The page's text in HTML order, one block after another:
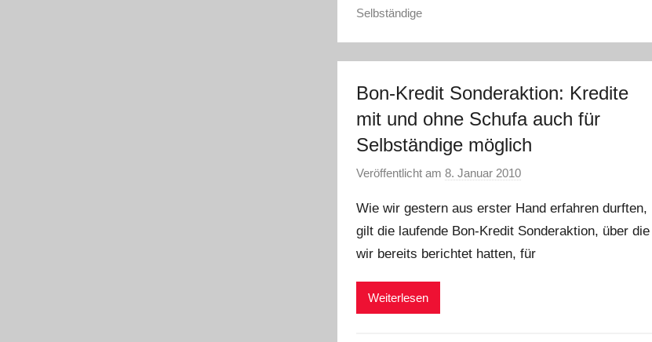
Selbständige
Bon-Kredit Sonderaktion: Kredite
mit und ohne Schufa auch für
Selbständige möglich
Veröffentlicht am 8. Januar 2010v
n
L
a
Wie wir gestern aus erster Hand erfahren durften,
gilt die laufende Bon-Kredit Sonderaktion, über die
wir bereits berichtet hatten, für
Weiterlesen